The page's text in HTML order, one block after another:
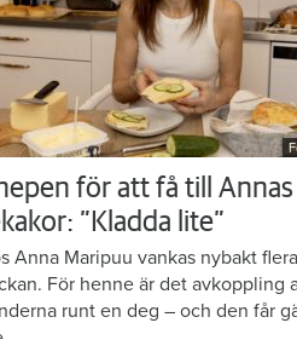
för att få till
”Kladda lite”
Anna Maripuu vankas nybakt
För henne är det avkoppling
runt en deg – och den får